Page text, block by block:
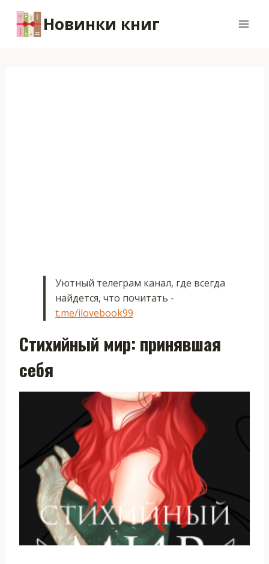
содержимому
Новинки книг
Уютный телеграм канал, где всегда
найдется, что почитать -
t.me/ilovebook99
Стихийный мир: принявшая
себя